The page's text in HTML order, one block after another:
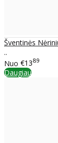
Šventinės
..
Nuo €1389
Daugiau